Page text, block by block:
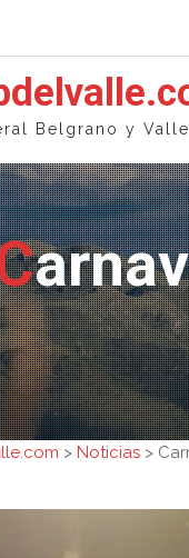
Belgrano y
> Noticias >